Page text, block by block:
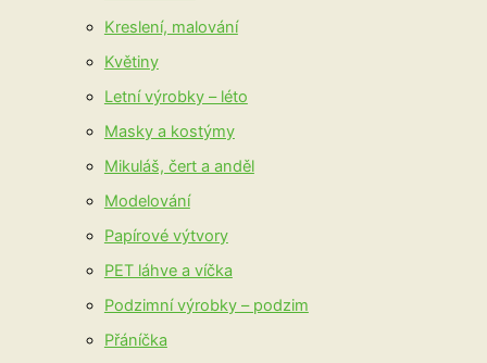
Kreslení, malování
Květiny
Letní výrobky – léto
Masky a kostýmy
Mikuláš, čert a anděl
Modelování
Papírové výtvory
PET láhve a víčka
Podzimní výrobky – podzim
Přáníčka